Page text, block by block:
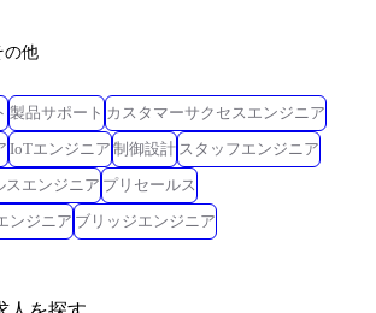
の他
製品サポート カスタマーサクセスエンジニア
IoTエンジニア 制御設計 スタッフエンジニア
スエンジニア プリセールス
ンジニア ブリッジエンジニア